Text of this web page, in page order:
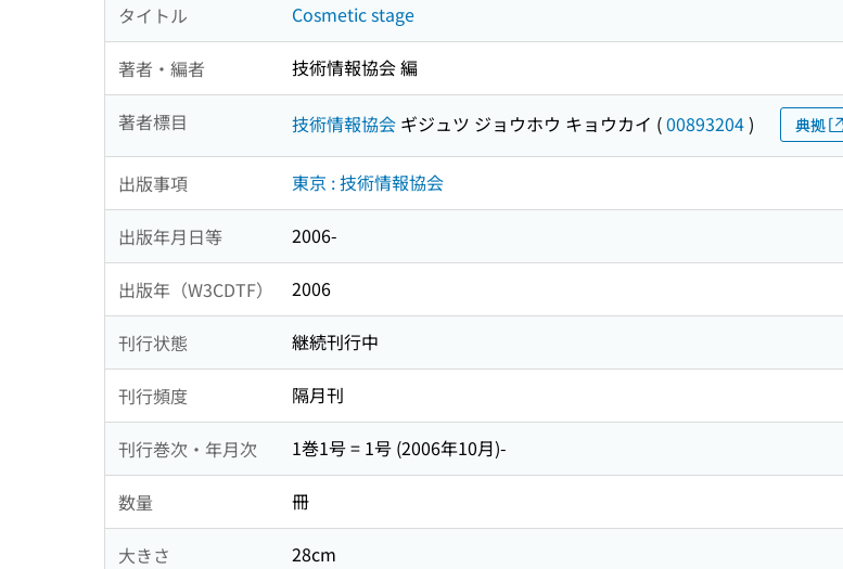
タイトル Cosmetic stage
著者・編者 技術情報協会 編
著者標目 技術情報協会 ギジュツ ジョウホウ キョウカイ (00893204) 典拠
出版事項 東京 : 技術情報協会
出版年月日等 2006-
出版年（W3CDTF） 2006
刊行状態 継続刊行中
刊行頻度 隔月刊
刊行巻次・年月次 1巻1号 = 1号 (2006年10月)-
数量 冊
大きさ 28cm